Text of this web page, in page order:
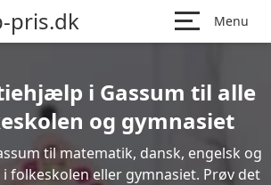
pris.dk Menu
i Gassum til alle
og gymnasiet
til matematik, dansk, engelsk og
folkeskolen eller gymnasiet. Prøv det